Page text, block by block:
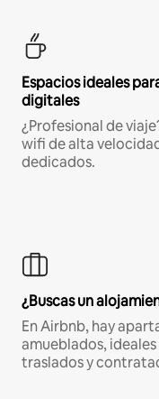
Espacios ideales
digitales
¿Profesional de
wifi de alta
dedicados.
¿Buscas un
En Airbnb, hay
amueblados,
traslados y